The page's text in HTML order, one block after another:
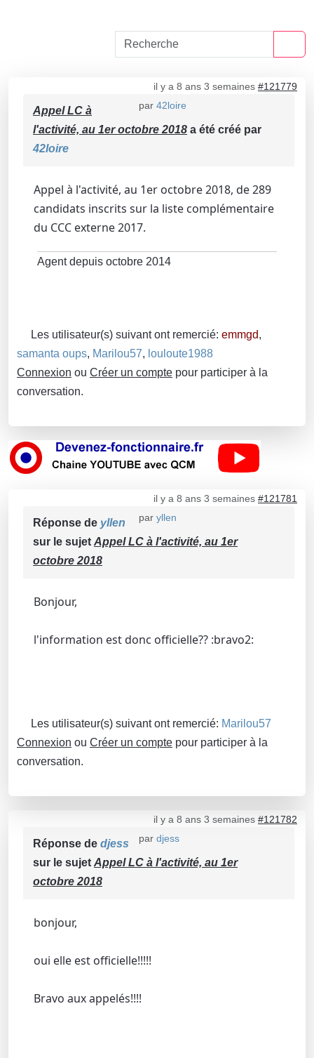
il y a 8 ans 3 semaines #121779
par 42loire
Appel LC à
l'activité, au 1er octobre 2018 a été créé par
42loire
Appel à l'activité, au 1er octobre 2018, de 289
candidats inscrits sur la liste complémentaire
du CCC externe 2017.
Agent depuis octobre 2014
Les utilisateur(s) suivant ont remercié: emmgd,
samanta oups, Marilou57, louloute1988
Connexion ou Créer un compte pour participer à la
conversation.
il y a 8 ans 3 semaines #121781
par yllen
Réponse de yllen
sur le sujet Appel LC à l'activité, au 1er
octobre 2018
Bonjour,
l'information est donc officielle?? :bravo2:
Les utilisateur(s) suivant ont remercié: Marilou57
Connexion ou Créer un compte pour participer à la
conversation.
il y a 8 ans 3 semaines #121782
par djess
Réponse de djess
sur le sujet Appel LC à l'activité, au 1er
octobre 2018
bonjour,
oui elle est officielle!!!!!
Bravo aux appelés!!!!